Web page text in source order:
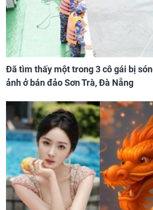
Đã tìm thấy một trong 3 cô gái bị
ảnh ở bán đảo Sơn Trà, Đà Nẵng